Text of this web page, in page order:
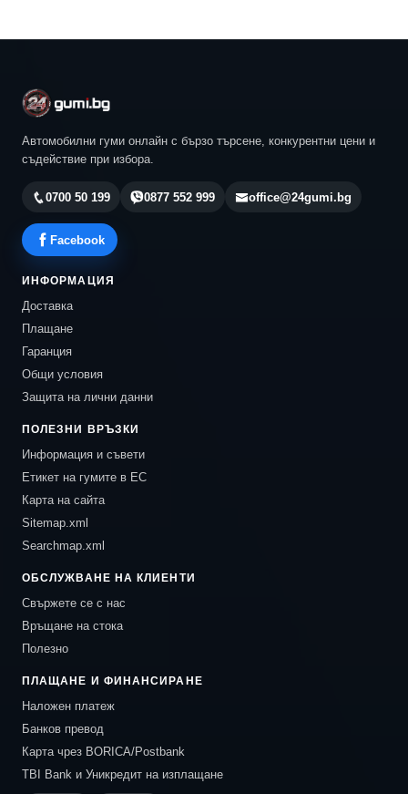
Автомобилни гуми онлайн с бързо търсене, конкурентни цени и
съдействие при избора.
0700 50 199 0877 552 999 office@24gumi.bg
Facebook
ИНФОРМАЦИЯ
Доставка
Плащане
Гаранция
Общи условия
Защита на лични данни
ПОЛЕЗНИ ВРЪЗКИ
Информация и съвети
Етикет на гумите в ЕС
Карта на сайта
Sitemap.xml
Searchmap.xml
ОБСЛУЖВАНЕ НА КЛИЕНТИ
Свържете се с нас
Връщане на стока
Полезно
ПЛАЩАНЕ И ФИНАНСИРАНЕ
Наложен платеж
Банков превод
Карта чрез BORICA/Postbank
TBI Bank и Уникредит на изплащане